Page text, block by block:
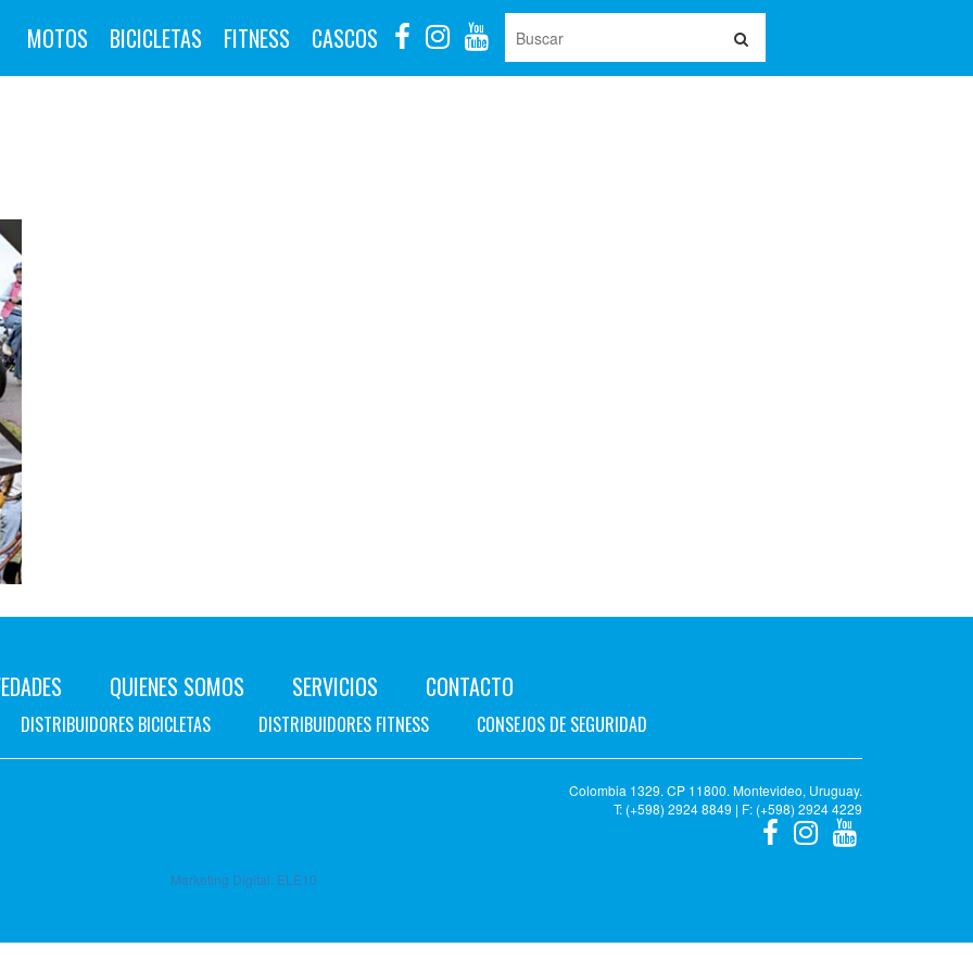
MOTOS BICICLETAS FITNESS CASCOS
QUIENES SOMOS SERVICIOS CONTACTO
DISTRIBUIDORES BICICLETAS DISTRIBUIDORES FITNESS CONSEJOS DE SEGURIDAD
Colombia 1329. CP 11800. Montevideo, Uruguay.
T: (+598) 2924 8849 | F: (+598) 2924 4229
Marketing Digital: ELE10